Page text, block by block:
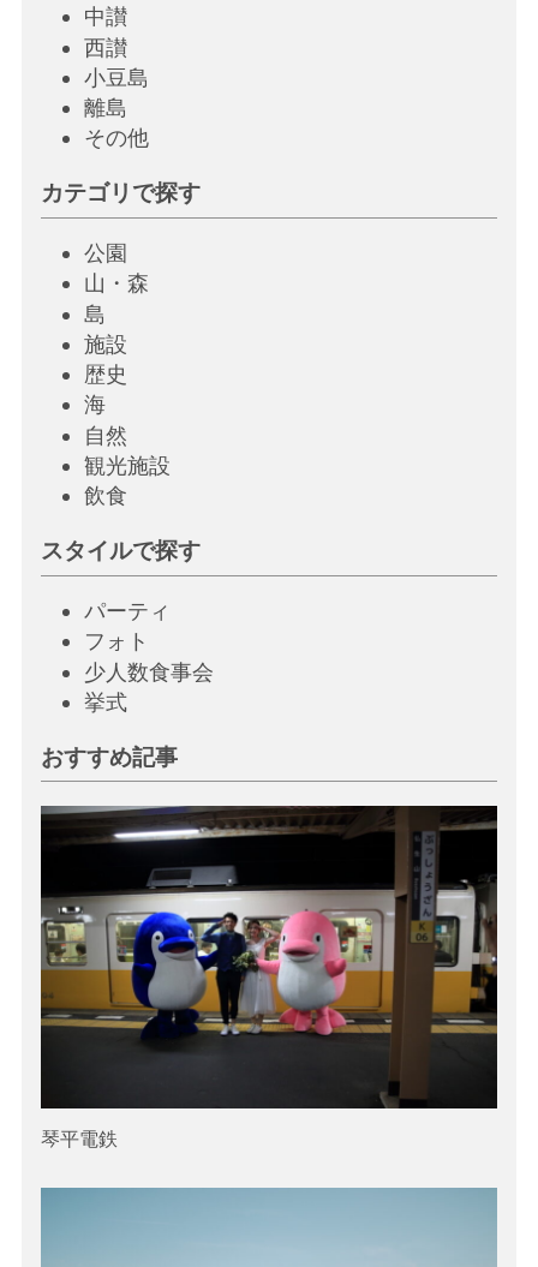
中讃
西讃
小豆島
離島
その他
カテゴリで探す
公園
山・森
島
施設
歴史
海
自然
観光施設
飲食
スタイルで探す
パーティ
フォト
少人数食事会
挙式
おすすめ記事
琴平電鉄